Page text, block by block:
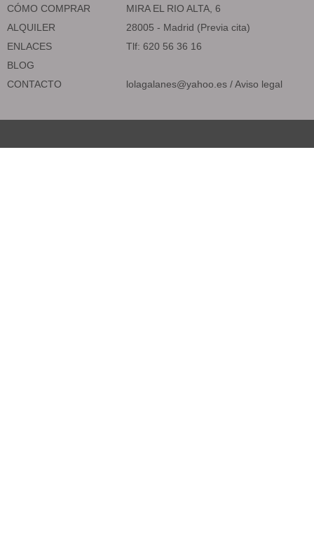
CÓMO COMPRAR
ALQUILER
ENLACES
BLOG
CONTACTO
MIRA EL RIO ALTA, 6
28005 - Madrid (Previa cita)
Tlf: 620 56 36 16
lolagalanes@yahoo.es /Aviso legal